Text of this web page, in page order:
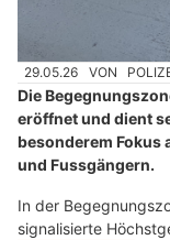
29.05.26 VON
Die
eröffnet und dient
besonderem Fokus
und Fussgängern.
In der
signalisierte